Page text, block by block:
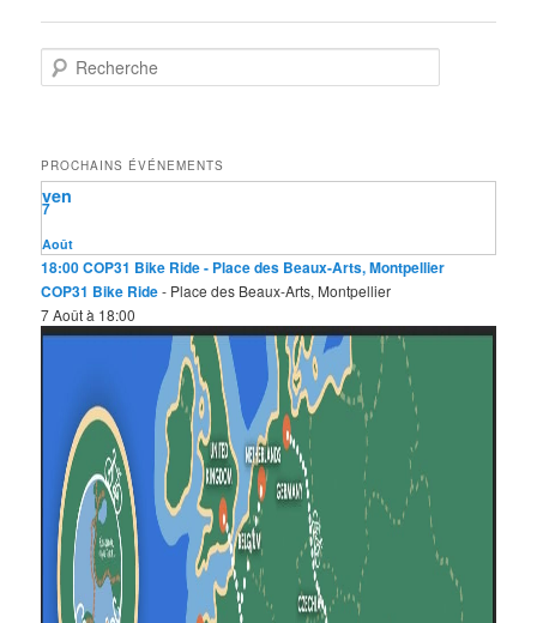
e
r
c
h
e
PROCHAINS ÉVÉNEMENTS
Août
7
ven
18:00COP31 Bike Ride- Place des Beaux-Arts, Montpellier
COP31 Bike Ride- Place des Beaux-Arts, Montpellier
7 Août à 18:00